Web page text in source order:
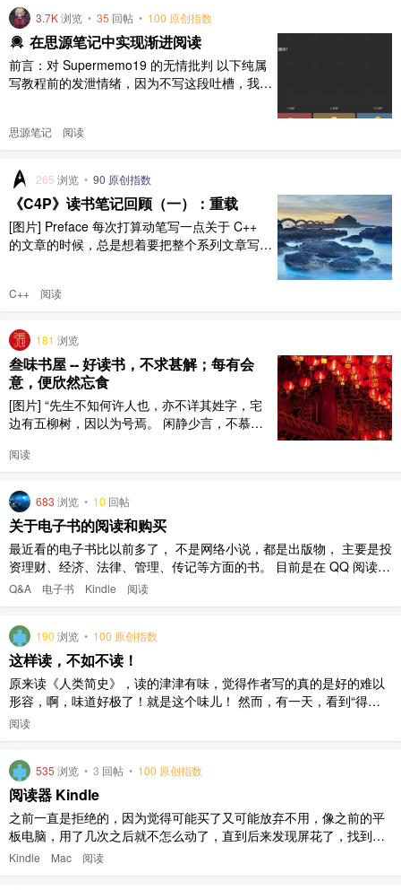
要学习一些专业性知识的时候，就不能采取同样
策略，小说可以以极快的速度浏览完成，这个过
程当中无需做笔记，无需思考 ..
3.7K浏览 • 35 回帖 • 100 原创指数
在思源笔记中实现渐进阅读
前言：对 Supermemo19 的无情批判 以下纯属
写教程前的发泄情绪，因为不写这段吐槽，我就
年！三年！你知道我这三年是怎么过的吗？！
思源笔记 阅读
265 浏览 • 90 原创指数
《C4P》读书笔记回顾（一）：重载
[图片] Preface 每次打算动笔写一点关于 C++
的文章的时候，总是想着要把整个系列文章写得
笔者两年前阅读《C++ Primer Plus（6th Editio
n）》 ..
C++ 阅读
181 浏览
叁味书屋 -- 好读书，不求甚解；每有会
意，便欣然忘食
[图片] “先生不知何许人也，亦不详其姓字，宅
边有五柳树，因以为号焉。 闲静少言，不慕荣
食。” ——《五柳先生传》陶渊明 传统 道德经
w.a-hospital.com/w/%E9%BB%84%E5 ..
阅读
683 浏览 • 10 回帖
关于电子书的阅读和购买
最近看的电子书比以前多了， 不是网络小说，都是出版物， 主要是投
资理财、经济、法律、管理、传记等方面的书。 目前是在 QQ 阅读上
看，但是好多书这上面并没有。 所以，现在考虑换个平台看，正在考
Q&A 电子书 Kindle 阅读
190 浏览 • 100 原创指数
这样读，不如不读！
原来读《人类简史》，读的津津有味，觉得作者写的真的是好的难以
形容，啊，味道好极了！就是这个味儿！ 然而，有一天，看到“得到”
这个APP上有这本书的解读版，就是很精简的那种版本，原来好多万
度，所以有大 ..
阅读
535 浏览 • 3 回帖 • 100 原创指数
阅读器 Kindle
之前一直是拒绝的，因为觉得可能买了又可能放弃不用，像之前的平
板电脑，用了几次之后就不怎么动了，直到后来发现屏花了，找到发
票，已然过了保修期限，实在可惜。 前不久组建了一个自己的微信
Kindle Mac 阅读